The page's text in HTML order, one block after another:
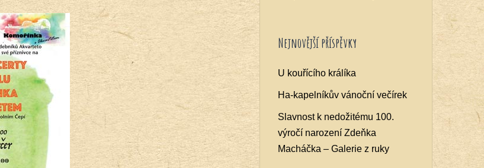
Nejnovější příspěvky
U kouřícího králíka
Ha-kapelníkův vánoční večírek
Slavnost k nedožitému 100.
výročí narození Zdeňka
Macháčka – Galerie z ruky